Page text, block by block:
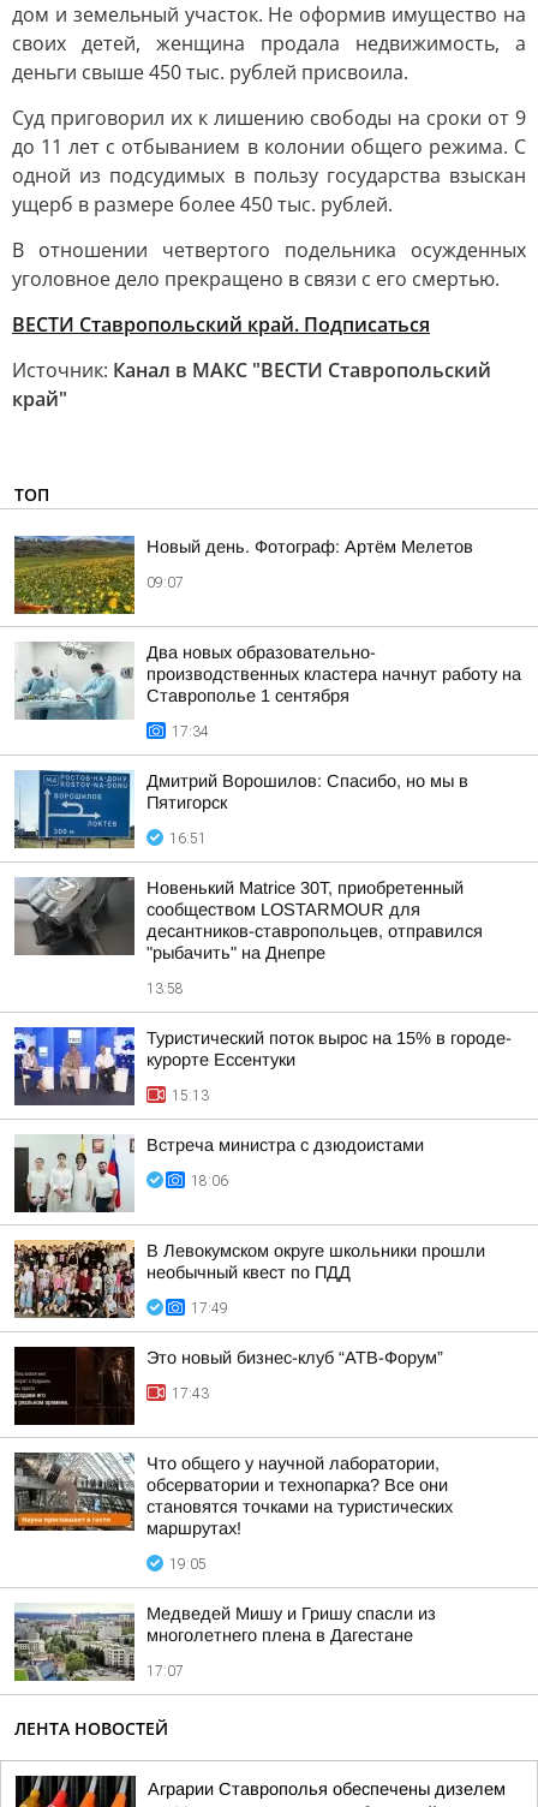
дом и земельный участок. Не оформив имущество на
своих детей, женщина продала недвижимость, а
деньги свыше 450 тыс. рублей присвоила.
Суд приговорил их к лишению свободы на сроки от 9
до 11 лет с отбыванием в колонии общего режима. С
одной из подсудимых в пользу государства взыскан
ущерб в размере более 450 тыс. рублей.
В отношении четвертого подельника осужденных
уголовное дело прекращено в связи с его смертью.
ВЕСТИ Ставропольский край. Подписаться
Источник: Канал в МАКС "ВЕСТИ Ставропольский
край"
ТОП
Новый день. Фотограф: Артём Мелетов
09:07
Два новых образовательно-
производственных кластера начнут работу на
Ставрополье 1 сентября
17:34
Дмитрий Ворошилов: Спасибо, но мы в
Пятигорск
16:51
Новенький Matrice 30T, приобретенный
сообществом LOSTARMOUR для
десантников-ставропольцев, отправился
"рыбачить" на Днепре
13:58
Туристический поток вырос на 15% в городе-
курорте Ессентуки
15:13
Встреча министра с дзюдоистами
18:06
В Левокумском округе школьники прошли
необычный квест по ПДД
17:49
Это новый бизнес-клуб “АТВ-Форум”
17:43
Что общего у научной лаборатории,
обсерватории и технопарка? Все они
становятся точками на туристических
маршрутах!
19:05
Медведей Мишу и Гришу спасли из
многолетнего плена в Дагестане
17:07
ЛЕНТА НОВОСТЕЙ
Аграрии Ставрополья обеспечены дизелем